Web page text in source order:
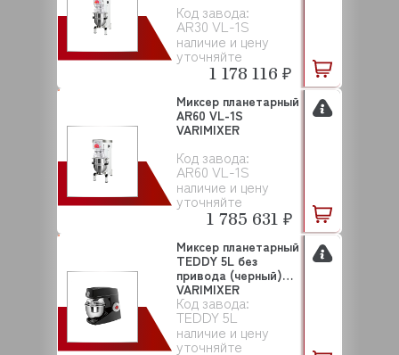
Код завода:
AR30 VL-1S
наличие и цену
уточняйте
1 178 116 ₽
Код завода:
AR60 VL-1S
наличие и цену
уточняйте
Миксер планетарный
AR60 VL-1S
VARIMIXER
1 785 631 ₽
Код завода:
TEDDY 5L
наличие и цену
уточняйте
Миксер планетарный
TEDDY 5L без
привода (черный)
VARIMIXER